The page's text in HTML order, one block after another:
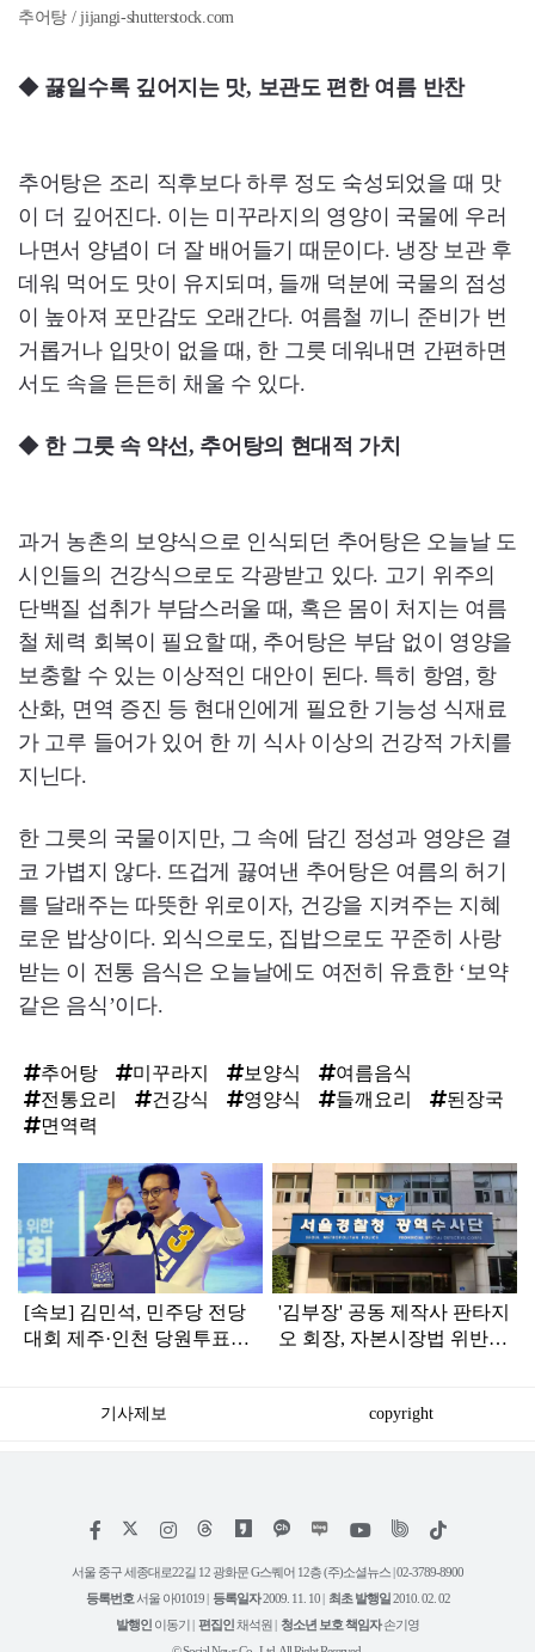
추어탕 / jijangi-shutterstock.com
◆ 끓일수록 깊어지는 맛, 보관도 편한 여름 반찬
추어탕은 조리 직후보다 하루 정도 숙성되었을 때 맛
이 더 깊어진다. 이는 미꾸라지의 영양이 국물에 우러
나면서 양념이 더 잘 배어들기 때문이다. 냉장 보관 후
데워 먹어도 맛이 유지되며, 들깨 덕분에 국물의 점성
이 높아져 포만감도 오래간다. 여름철 끼니 준비가 번
거롭거나 입맛이 없을 때, 한 그릇 데워내면 간편하면
서도 속을 든든히 채울 수 있다.
◆ 한 그릇 속 약선, 추어탕의 현대적 가치
과거 농촌의 보양식으로 인식되던 추어탕은 오늘날 도
시인들의 건강식으로도 각광받고 있다. 고기 위주의
단백질 섭취가 부담스러울 때, 혹은 몸이 처지는 여름
철 체력 회복이 필요할 때, 추어탕은 부담 없이 영양을
보충할 수 있는 이상적인 대안이 된다. 특히 항염, 항
산화, 면역 증진 등 현대인에게 필요한 기능성 식재료
가 고루 들어가 있어 한 끼 식사 이상의 건강적 가치를
지닌다.
한 그릇의 국물이지만, 그 속에 담긴 정성과 영양은 결
코 가볍지 않다. 뜨겁게 끓여낸 추어탕은 여름의 허기
를 달래주는 따뜻한 위로이자, 건강을 지켜주는 지혜
로운 밥상이다. 외식으로도, 집밥으로도 꾸준히 사랑
받는 이 전통 음식은 오늘날에도 여전히 유효한 ‘보약
같은 음식’이다.
추어탕 미꾸라지 보양식
여름음식
전통요리
건강식 영양식 들깨요리
된장국
면역력
인
[속보] 김민석, 민주당 전당
대회 제주·인천 당원투표서
'김부장' 공동 제작사 판타지
오 회장, 자본시장법 위반
기사제보 copyright
페
스
인
타
램
위
트
유
튜
틱
서울 중구 세종대로22길 12 광화문 G스퀘어 12층 (주)소셜뉴스 | 02-3789-8900
등록번호 서울 아01019 | 등록일자2009. 11. 10 | 최초 발행일2010. 02. 02
발행인 이동기 | 편집인채석원 | 청소년 보호 책임자손기영